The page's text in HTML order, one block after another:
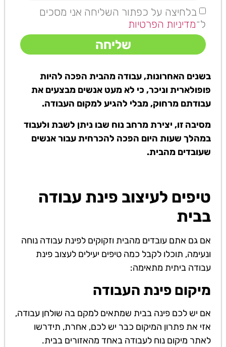
בלחיצה על כפתור השליחה אני מסכים
ל־מדיניות הפרטיות
שליחה
בשנים האחרונות, עבודה מהבית הפכה להיות
פופולארית וניכר, כי לא מעט אנשים מבצעים את
עבודתם מרחוק, מבלי להגיע למקום העבודה.
מסיבה זו, יצירת מרחב נוח שבו ניתן לשבת ולעבוד
במהלך שעות היום הפכה להכרחית עבור אנשים
שעובדים מהבית.
טיפים לעיצוב פינת עבודה
בבית
אם גם אתם עובדים מהבית וזקוקים לפינת עבודה נוחה
ונעימה, תוכלו לקבל כמה טיפים יעילים לעצוב פינת
עבודה ביתית מתאימה:
מיקום פינת העבודה
אם יש לכם פינה בבית שמתאים למקם בה שולחן עבודה,
אזי את פתרון המיקום כבר יש לכם, אחרת, תידרשו
לאתר מיקום נוח לעבודה באחד מהאזורים בבית.